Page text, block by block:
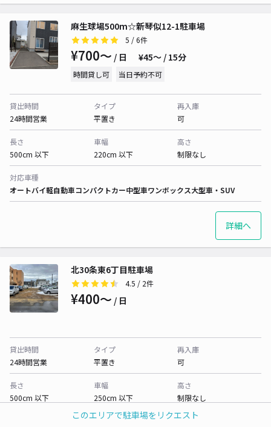
このエリアで駐車場をリクエスト
麻生球場500m☆新琴似12-1駐車場
5 / 6件
¥700〜 / 日 ¥45〜 / 15分
時間貸し可 当日予約不可
貸出時間
24時間営業
タイプ
平置き
再入庫
可
長さ
500cm 以下
車幅
220cm 以下
高さ
制限なし
対応車種
オートバイ軽自動車コンパクトカー中型車ワンボックス大型車・SUV
詳細へ
北30条東6丁目駐車場
4.5 / 2件
¥400〜 / 日
貸出時間
24時間営業
タイプ
平置き
再入庫
可
長さ
500cm 以下
車幅
250cm 以下
高さ
制限なし